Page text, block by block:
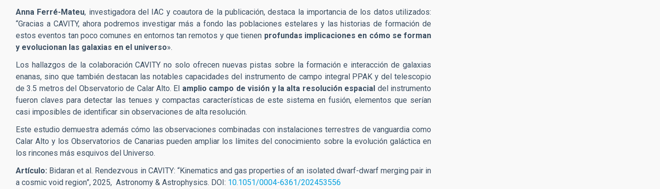
Anna Ferré-Mateu, investigadora del IAC y coautora de la publicación, destaca la importancia de los datos utilizados:
“Gracias a CAVITY, ahora podremos investigar más a fondo las poblaciones estelares y las historias de formación de
estos eventos tan poco comunes en entornos tan remotos y que tienen profundas implicaciones en cómo se forman
y evolucionan las galaxias en el universo».
Los hallazgos de la colaboración CAVITY no solo ofrecen nuevas pistas sobre la formación e interacción de galaxias
enanas, sino que también destacan las notables capacidades del instrumento de campo integral PPAK y del telescopio
de 3.5 metros del Observatorio de Calar Alto. El amplio campo de visión y la alta resolución espacial del instrumento
fueron claves para detectar las tenues y compactas características de este sistema en fusión, elementos que serían
casi imposibles de identificar sin observaciones de alta resolución.
Este estudio demuestra además cómo las observaciones combinadas con instalaciones terrestres de vanguardia como
Calar Alto y los Observatorios de Canarias pueden ampliar los límites del conocimiento sobre la evolución galáctica en
los rincones más esquivos del Universo.
Artículo: Bidaran et al. Rendezvous in CAVITY: “Kinematics and gas properties of an isolated dwarf-dwarf merging pair in
a cosmic void region”, 2025, Astronomy & Astrophysics. DOI: 10.1051/0004-6361/202453556